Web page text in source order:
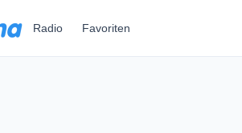
Radio Favoriten